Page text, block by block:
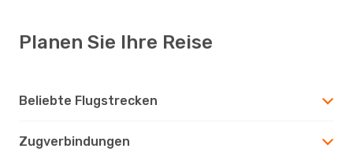
Planen Sie Ihre Reise
Beliebte Flugstrecken
Zugverbindungen